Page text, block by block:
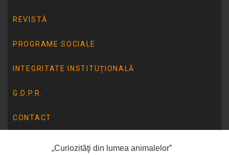
REVISTĂ
PROGRAME SOCIALE
INTEGRITATE INSTITUȚIONALĂ
G.D.P.R.
CONTACT
„Curiozităţi din lumea animalelor”